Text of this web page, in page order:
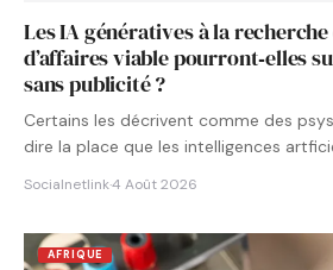
Les IA génératives à la recherche
d’affaires viable pourront‑elles
sans publicité ?
Certains les décrivent comme des
dire la place que les intelligences
Socialnetlink·4 Août 2026
AFRIQUE